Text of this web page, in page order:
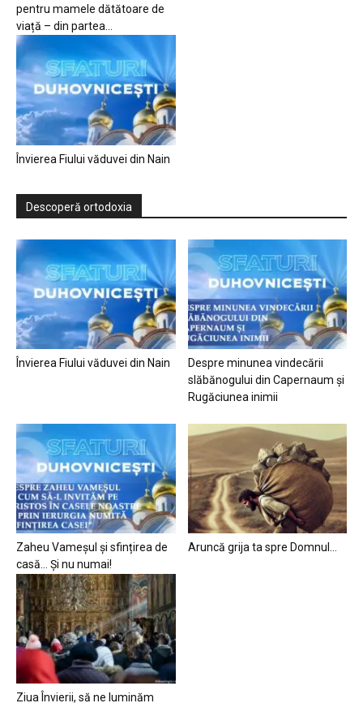
pentru mamele dătătoare de
viață – din partea...
Învierea Fiului văduvei din Nain
Descoperă ortodoxia
Învierea Fiului văduvei din Nain
Despre minunea vindecării
slăbănogului din Capernaum și
Rugăciunea inimii
Zaheu Vameșul și sfințirea de
casă… Și nu numai!
Aruncă grija ta spre Domnul…
Ziua Învierii, să ne luminăm